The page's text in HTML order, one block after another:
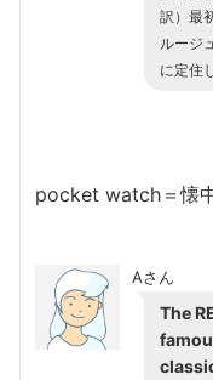
訳）最
ルージ
に定住
pocket watch＝懐
Aさん
The